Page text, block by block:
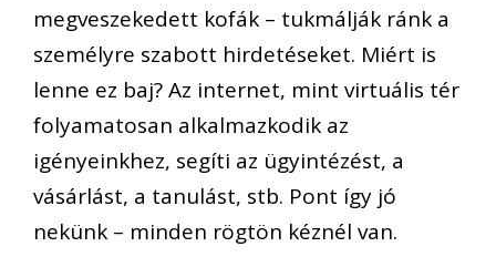
megveszekedett kofák – tukmálják ránk a
személyre szabott hirdetéseket. Miért is
lenne ez baj? Az internet, mint virtuális tér
folyamatosan alkalmazkodik az
igényeinkhez, segíti az ügyintézést, a
vásárlást, a tanulást, stb. Pont így jó
nekünk – minden rögtön kéznél van.